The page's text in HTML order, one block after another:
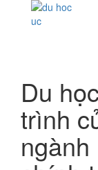
Du
trình
ngành